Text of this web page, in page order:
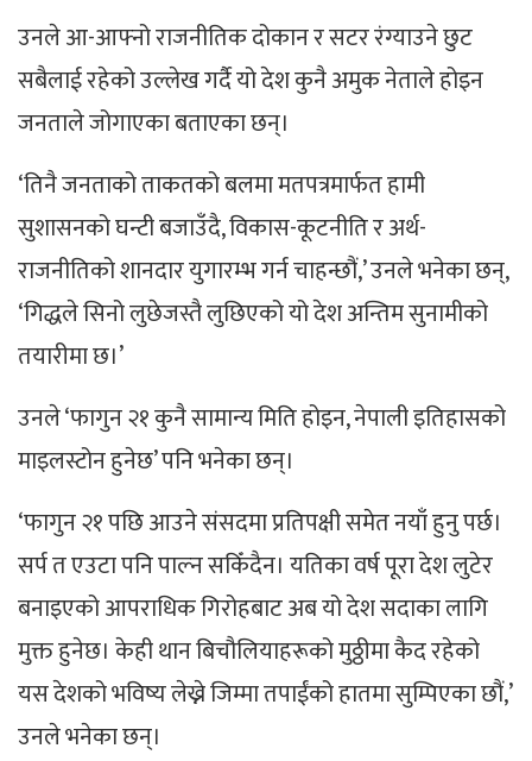
उनले आ-आफ्नो राजनीतिक दोकान र सटर रंग्याउने छुट
सबैलाई रहेको उल्लेख गर्दै यो देश कुनै अमुक नेताले होइन
जनताले जोगाएका बताएका छन्।
‘तिनै जनताको ताकतको बलमा मतपत्रमार्फत हामी
सुशासनको घन्टी बजाउँदै, विकास-कूटनीति र अर्थ-
राजनीतिको शानदार युगारम्भ गर्न चाहन्छौं,’ उनले भनेका छन्,
‘गिद्धले सिनो लुछेजस्तै लुछिएको यो देश अन्तिम सुनामीको
तयारीमा छ।’
उनले ‘फागुन २१ कुनै सामान्य मिति होइन, नेपाली इतिहासको
माइलस्टोन हुनेछ’ पनि भनेका छन्।
‘फागुन २१ पछि आउने संसदमा प्रतिपक्षी समेत नयाँ हुनु पर्छ।
सर्प त एउटा पनि पाल्न सकिँदैन। यतिका वर्ष पूरा देश लुटेर
बनाइएको आपराधिक गिरोहबाट अब यो देश सदाका लागि
मुक्त हुनेछ। केही थान बिचौलियाहरूको मुठ्ठीमा कैद रहेको
यस देशको भविष्य लेख्ने जिम्मा तपाईंको हातमा सुम्पिएका छौं,’
उनले भनेका छन्।